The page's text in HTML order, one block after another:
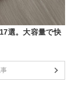
選。大容量で快